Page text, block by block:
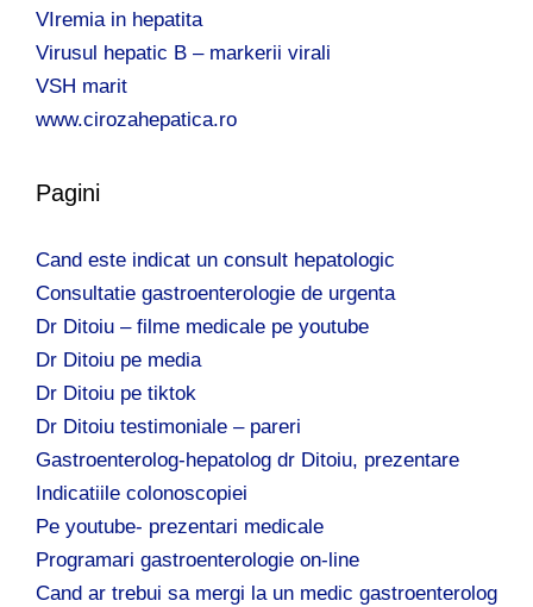
VIremia in hepatita
Virusul hepatic B – markerii virali
VSH marit
www.cirozahepatica.ro
Pagini
Cand este indicat un consult hepatologic
Consultatie gastroenterologie de urgenta
Dr Ditoiu – filme medicale pe youtube
Dr Ditoiu pe media
Dr Ditoiu pe tiktok
Dr Ditoiu testimoniale – pareri
Gastroenterolog-hepatolog dr Ditoiu, prezentare
Indicatiile colonoscopiei
Pe youtube- prezentari medicale
Programari gastroenterologie on-line
Cand ar trebui sa mergi la un medic gastroenterolog